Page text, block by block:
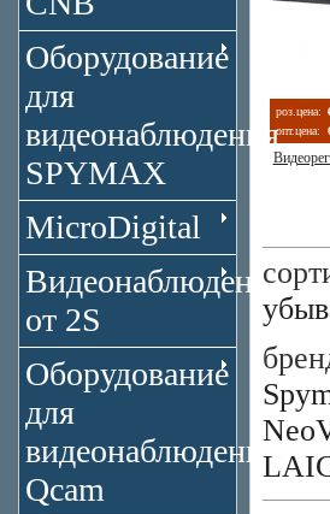
Оборудование
для
видеонаблюдения
SPYMAX
MicroDigital
Видеонаблюдение
от 2S
Оборудование
для
видеонаблюдения
Qcam
роз.цена:
опт.цена: